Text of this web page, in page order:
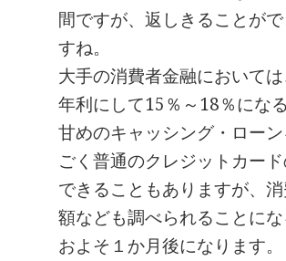
間ですが、返しきることが
すね。
大手の消費者金融において
年利にして15％～18％にな
甘めのキャッシング・ロー
ごく普通のクレジットカー
できることもありますが、
額なども調べられることに
およそ１か月後になります。